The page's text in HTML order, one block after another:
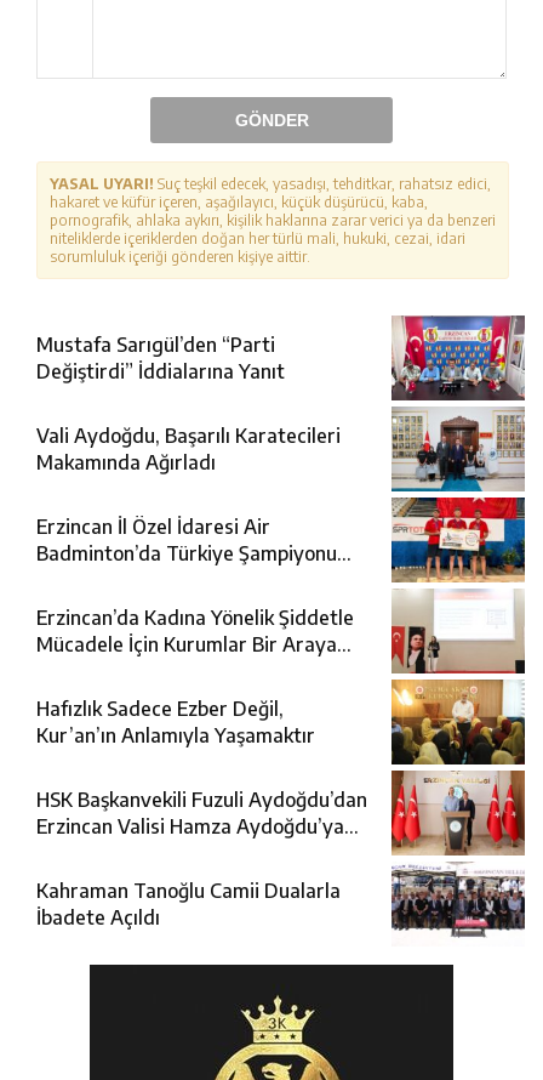
GÖNDER
YASAL UYARI! Suç teşkil edecek, yasadışı, tehditkar, rahatsız edici,
hakaret ve küfür içeren, aşağılayıcı, küçük düşürücü, kaba,
pornografik, ahlaka aykırı, kişilik haklarına zarar verici ya da benzeri
niteliklerde içeriklerden doğan her türlü mali, hukuki, cezai, idari
sorumluluk içeriği gönderen kişiye aittir.
Mustafa Sarıgül’den “Parti
Değiştirdi” İddialarına Yanıt
Vali Aydoğdu, Başarılı Karatecileri
Makamında Ağırladı
Erzincan İl Özel İdaresi Air
Badminton’da Türkiye Şampiyonu
Erzincan’da Kadına Yönelik Şiddetle
Mücadele İçin Kurumlar Bir Araya
Hafızlık Sadece Ezber Değil,
Kur’an’ın Anlamıyla Yaşamaktır
HSK Başkanvekili Fuzuli Aydoğdu’dan
Erzincan Valisi Hamza Aydoğdu’ya
Kahraman Tanoğlu Camii Dualarla
İbadete Açıldı